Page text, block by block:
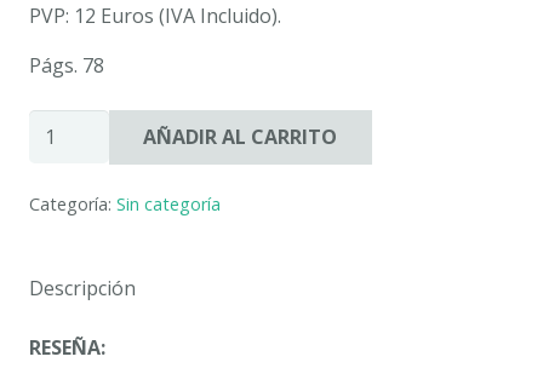
PVP: 12 Euros (IVA Incluido).
Págs. 78
VIDA
A
journey.
PABLO
GARRIDO
AÑADIR AL CARRITO
Categoría: Sin categoría
Descripción
RESEÑA: